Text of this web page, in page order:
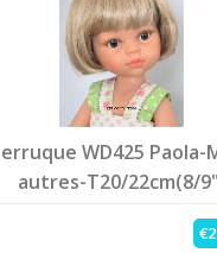
WD425 Paola-
autres-T20/22cm(8/